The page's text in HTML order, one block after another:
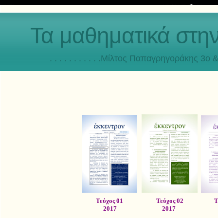
Τα μαθηματικά
. . . . . . . . . . .Μίλτος Παπαγρηγοράκης 3o
Τεύχος 01 Τεύχος 02
2017
2017